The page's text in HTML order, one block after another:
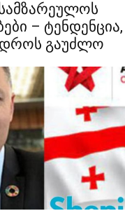
– ტენდენცია,
გაუძლო